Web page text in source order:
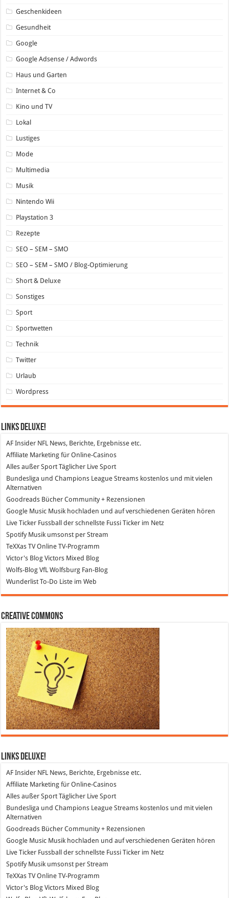
Geschenkideen
Gesundheit
Google
Google Adsense / Adwords
Haus und Garten
Internet & Co
Kino und TV
Lokal
Lustiges
Mode
Multimedia
Musik
Nintendo Wii
Playstation 3
Rezepte
SEO – SEM – SMO
SEO – SEM – SMO / Blog-Optimierung
Short & Deluxe
Sonstiges
Sport
Sportwetten
Technik
Twitter
Urlaub
Wordpress
Links DeLuXe!
AF Insider NFL News, Berichte, Ergebnisse etc.
Affiliate Marketing für Online-Casinos
Alles außer Sport Täglicher Live Sport
Bundesliga und Champions League Streams kostenlos und mit vielen
Alternativen
Goodreads Bücher Community + Rezensionen
Google Music Musik hochladen und auf verschiedenen Geräten hören
Live Ticker Fussball der schnellste Fussi Ticker im Netz
SpotifyMusik umsonst per Stream
TeXXas TVOnline TV-Programm
Victor's Blog Victors Mixed Blog
Wolfs-Blog VfL Wolfsburg Fan-Blog
Wunderlist To-Do Liste im Web
Creative Commons
Links DeLuXe!
AF Insider NFL News, Berichte, Ergebnisse etc.
Affiliate Marketing für Online-Casinos
Alles außer SportTäglicher Live Sport
Bundesliga und Champions League Streams kostenlos und mit vielen
Alternativen
Goodreads Bücher Community + Rezensionen
Google Music Musik hochladen und auf verschiedenen Geräten hören
Live Ticker Fussball
der schnellste Fussi Ticker im Netz
SpotifyMusik umsonst per Stream
TeXXas TVOnline TV-Programm
Victor's Blog Victors Mixed Blog